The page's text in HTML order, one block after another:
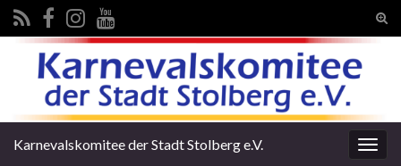
Karnevalskomitee der Stadt Stolberg e.V.